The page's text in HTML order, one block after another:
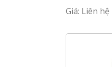
Giá: Liên hệ